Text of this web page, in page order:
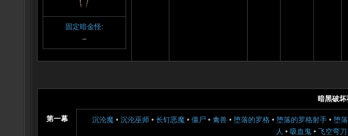
固定暗金怪:
–
暗黑破
第一幕 沉沦魔 • 沉沦巫师 • 长钉恶魔 • 僵尸 • 禽兽 • 堕落的罗格 • 堕落的罗格射手 • 堕
人 • 吸血鬼• 飞空弯刀